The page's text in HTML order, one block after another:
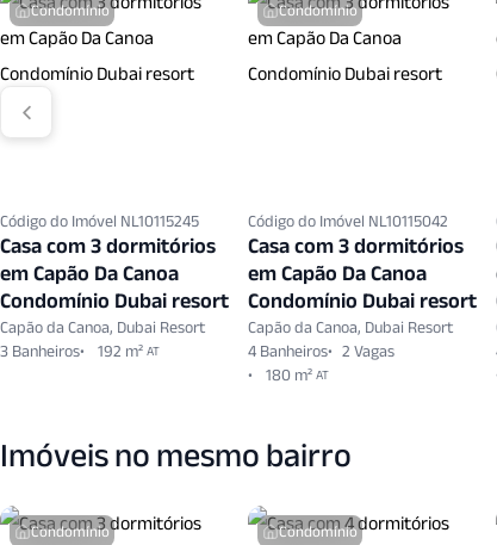
Condomínio
Código do Imóvel NL10115245
Casa com 3 dormitórios
em Capão Da Canoa
Condomínio Dubai resort
Capão da Canoa, Dubai Resort
3 Banheiros
192 m² AT
Condomínio
Código do Imóvel NL10115042
Casa com 3 dormitórios
em Capão Da Canoa
Condomínio Dubai resort
Capão da Canoa, Dubai Resort
4 Banheiros
2 Vagas
180 m² AT
Imóveis no mesmo bairro
Condomínio Condomínio